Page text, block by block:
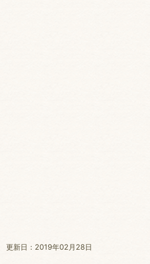
更新日：2019年02月28日